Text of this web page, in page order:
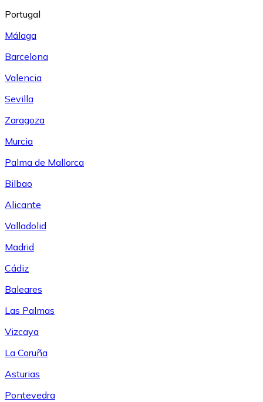
Portugal
Málaga
Barcelona
Valencia
Sevilla
Zaragoza
Murcia
Palma de Mallorca
Bilbao
Alicante
Valladolid
Madrid
Cádiz
Baleares
Las Palmas
Vizcaya
La Coruña
Asturias
Pontevedra